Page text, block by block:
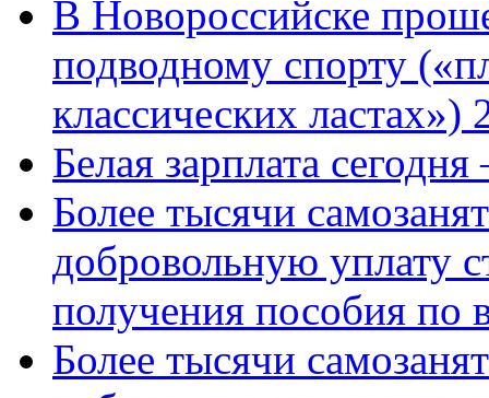
В Новороссийске
подводному спорту
классических ластах»)
Белая зарплата
Более тысячи
добровольную уплату
получения пособия по
Более тысячи